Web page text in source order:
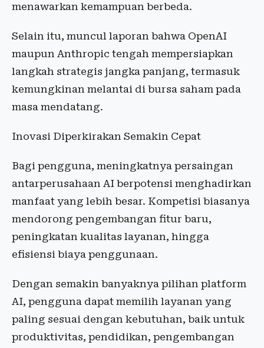
menawarkan kemampuan berbeda.
Selain itu, muncul laporan bahwa OpenAI
maupun Anthropic tengah mempersiapkan
langkah strategis jangka panjang, termasuk
kemungkinan melantai di bursa saham pada
masa mendatang.
Inovasi Diperkirakan Semakin Cepat
Bagi pengguna, meningkatnya persaingan
antarperusahaan AI berpotensi menghadirkan
manfaat yang lebih besar. Kompetisi biasanya
mendorong pengembangan fitur baru,
peningkatan kualitas layanan, hingga
efisiensi biaya penggunaan.
Dengan semakin banyaknya pilihan platform
AI, pengguna dapat memilih layanan yang
paling sesuai dengan kebutuhan, baik untuk
produktivitas, pendidikan, pengembangan